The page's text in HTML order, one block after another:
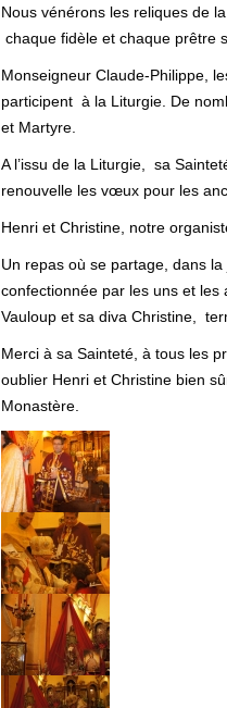
Nous vénérons les reliques de
chaque fidèle et chaque prêtre
Monseigneur Claude-Philippe,
participent à la Liturgie. De
et Martyre.
A l’issu de la Liturgie, sa
renouvelle les vœux pour les
Henri et Christine, notre
Un repas où se partage, dans
confectionnée par les uns et les
Vauloup et sa diva Christine,
Merci à sa Sainteté, à tous les
oublier Henri et Christine bien
Monastère.